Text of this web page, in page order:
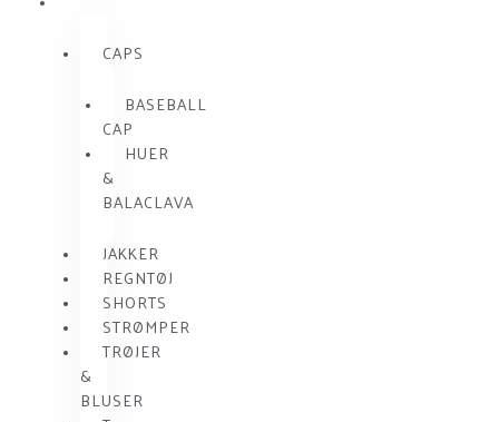
CAPS
BASEBALL
CAP
HUER
&
BALACLAVA
JAKKER
REGNTØJ
SHORTS
STRØMPER
TRØJER
&
BLUSER